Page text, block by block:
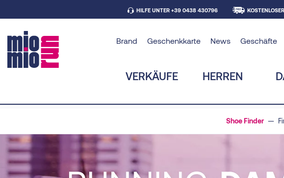
HILFE UNTER +39 0438 430796
Brand Geschenkkarte News Geschäfte
VERKÄUFE HERREN
Shoe Finder—